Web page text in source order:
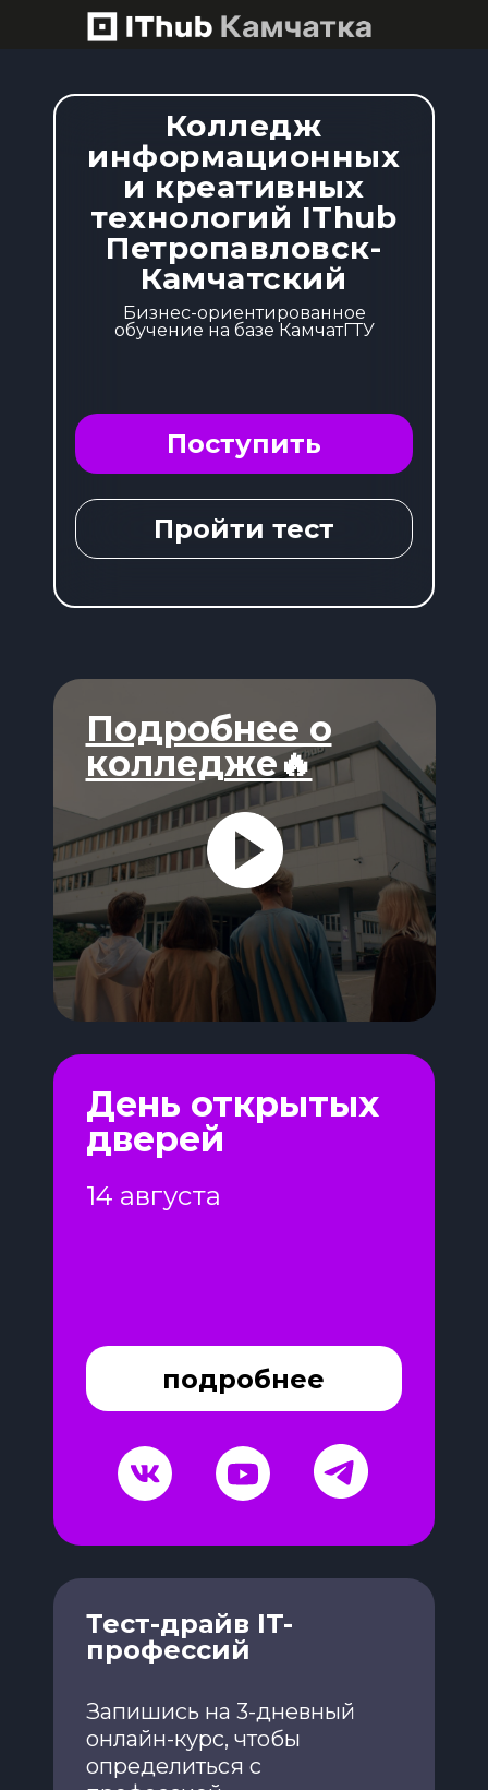
Бизнес-ориентированное
обучение на базе КамчатГТУ
Поступить
Пройти тест
Колледж
информационных
и креативных
технологий IThub
Петропавловск-
Камчатский
День открытых
дверей
14 августа
подробнее
Тест-драйв IT-
профессий
Запишись на 3-дневный
онлайн-курс, чтобы
определиться с
Подробнее о
колледже🔥